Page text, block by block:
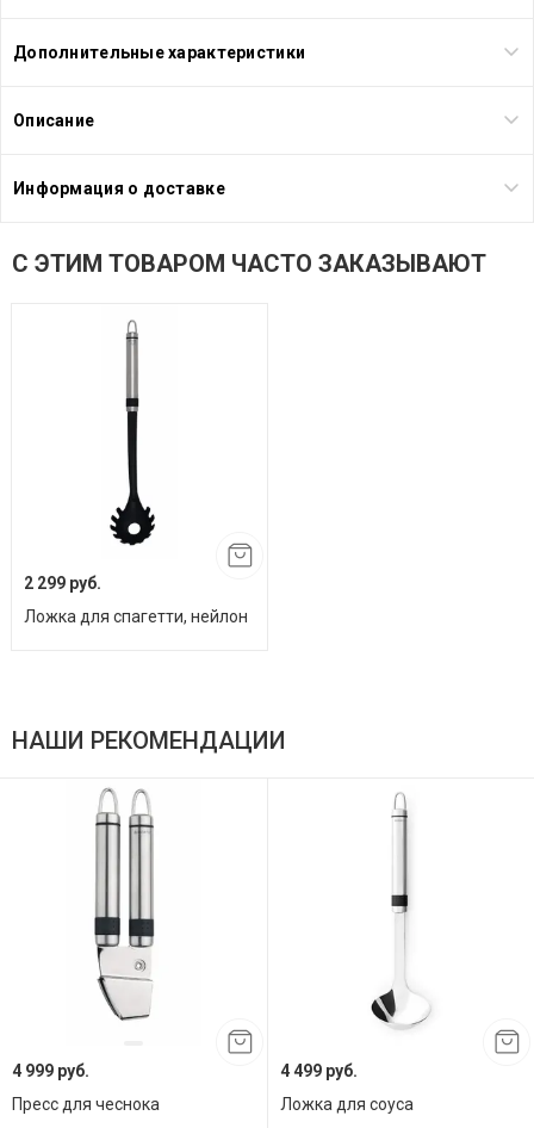
Дополнительные характеристики
Описание
Информация о доставке
С ЭТИМ ТОВАРОМ ЧАСТО ЗАКАЗЫВАЮТ
2 299 руб.
Ложка для спагетти, нейлон
НАШИ РЕКОМЕНДАЦИИ
4 999 руб.
Пресс для чеснока
4 499 руб.
Ложка для соуса